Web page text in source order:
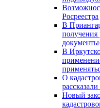
Росреестра
В
В
О
Новый